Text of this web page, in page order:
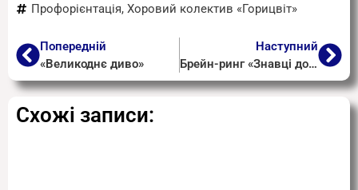
Профорієнтація, Хоровий колектив «Горицвіт»
Попередній
«Великоднє диво»
Наступний
Брейн-ринг «Знавці дорожнього руху»
Схожі записи: